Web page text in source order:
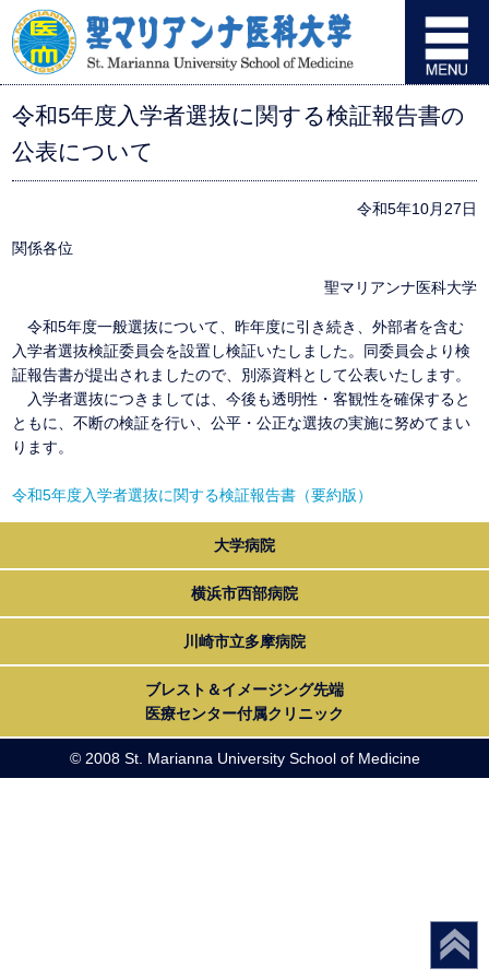
令和5年度入学者選抜に関する検証報告書の
公表について
令和5年10月27日
関係各位
聖マリアンナ医科大学
令和5年度一般選抜について、昨年度に引き続き、外部者を含む
入学者選抜検証委員会を設置し検証いたしました。同委員会より検
証報告書が提出されましたので、別添資料として公表いたします。
入学者選抜につきましては、今後も透明性・客観性を確保すると
ともに、不断の検証を行い、公平・公正な選抜の実施に努めてまい
ります。
令和5年度入学者選抜に関する検証報告書（要約版）
大学病院
横浜市西部病院
川崎市立多摩病院
ブレスト＆イメージング先端
医療センター付属クリニック
© 2008 St. Marianna University School of Medicine